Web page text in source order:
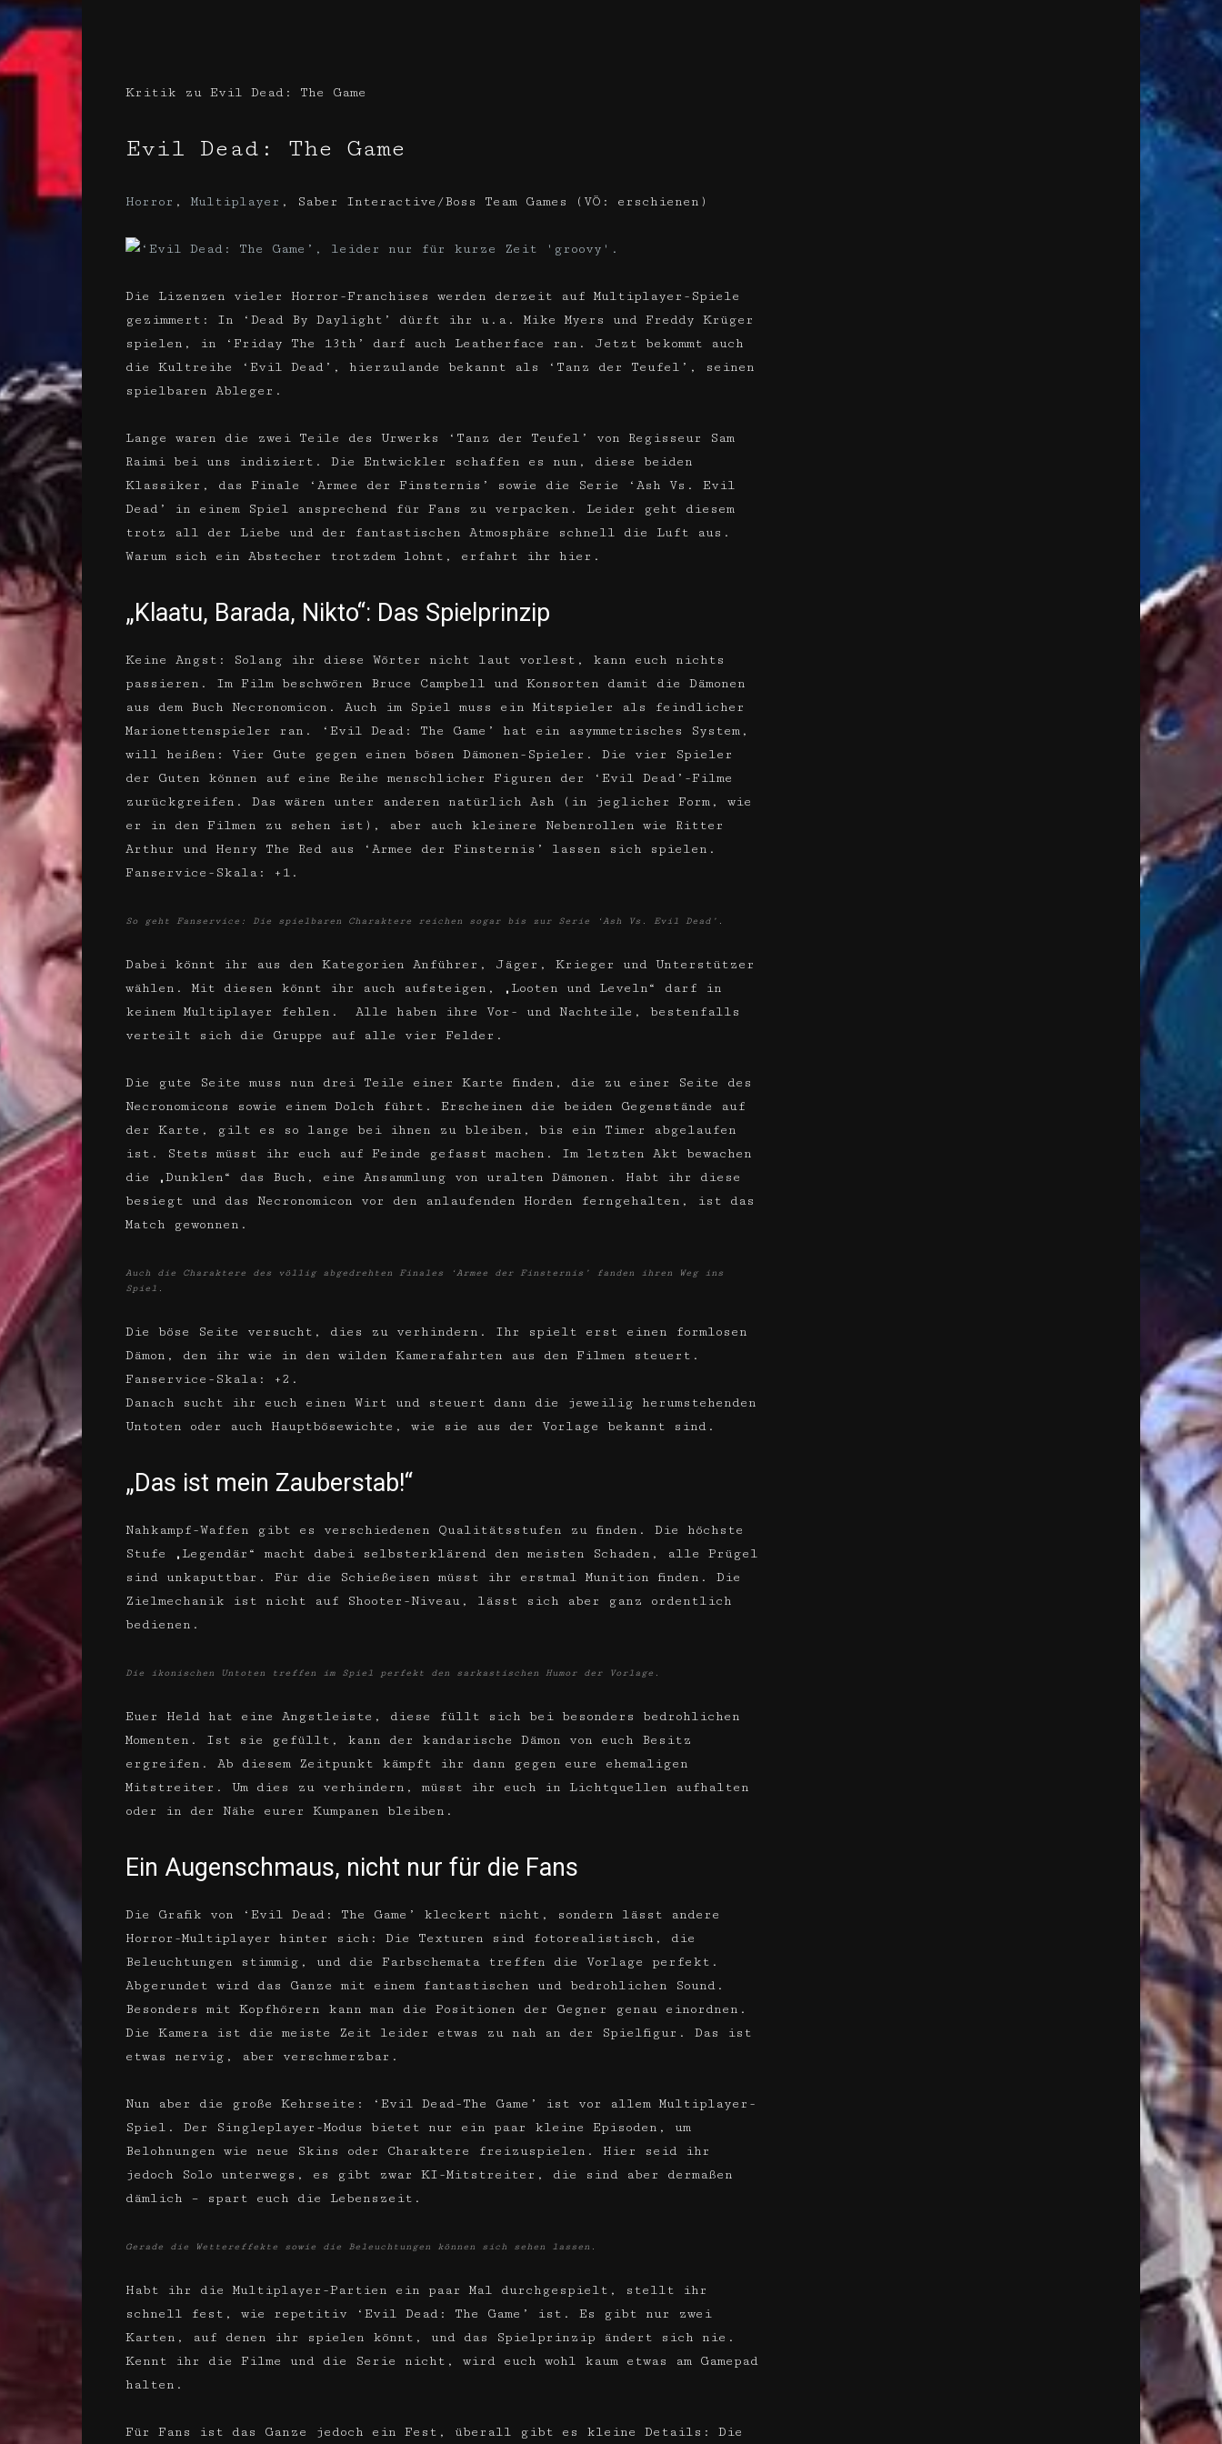
Kritik zu Evil Dead: The Game
Evil Dead: The Game
Horror , Multiplayer , Saber Interactive/Boss Team Games (VÖ: erschienen)
Die Lizenzen vieler Horror-Franchises werden derzeit auf Multiplayer-Spiele
gezimmert: In ‘Dead By Daylight’ dürft ihr u.a. Mike Myers und Freddy Krüger
spielen, in ‘Friday The 13th’ darf auch Leatherface ran. Jetzt bekommt auch
die Kultreihe ‘Evil Dead’, hierzulande bekannt als ‘Tanz der Teufel’, seinen
spielbaren Ableger.
Lange waren die zwei Teile des Urwerks ‘Tanz der Teufel’ von Regisseur Sam
Raimi bei uns indiziert. Die Entwickler schaffen es nun, diese beiden
Klassiker, das Finale ‘Armee der Finsternis’ sowie die Serie ‘Ash Vs. Evil
Dead’ in einem Spiel ansprechend für Fans zu verpacken. Leider geht diesem
trotz all der Liebe und der fantastischen Atmosphäre schnell die Luft aus.
Warum sich ein Abstecher trotzdem lohnt, erfahrt ihr hier.
„Klaatu, Barada, Nikto“: Das Spielprinzip
Keine Angst: Solang ihr diese Wörter nicht laut vorlest, kann euch nichts
passieren. Im Film beschwören Bruce Campbell und Konsorten damit die Dämonen
aus dem Buch Necronomicon. Auch im Spiel muss ein Mitspieler als feindlicher
Marionettenspieler ran. ‘Evil Dead: The Game’ hat ein asymmetrisches System,
will heißen: Vier Gute gegen einen bösen Dämonen-Spieler. Die vier Spieler
der Guten können auf eine Reihe menschlicher Figuren der ‘Evil Dead’-Filme
zurückgreifen. Das wären unter anderen natürlich Ash (in jeglicher Form, wie
er in den Filmen zu sehen ist), aber auch kleinere Nebenrollen wie Ritter
Arthur und Henry The Red aus ‘Armee der Finsternis’ lassen sich spielen.
Fanservice-Skala: +1.
So geht Fanservice: Die spielbaren Charaktere reichen sogar bis zur Serie ‘Ash Vs. Evil Dead’.
Dabei könnt ihr aus den Kategorien Anführer, Jäger, Krieger und Unterstützer
wählen. Mit diesen könnt ihr auch aufsteigen, „Looten und Leveln“ darf in
keinem Multiplayer fehlen. Alle haben ihre Vor- und Nachteile, bestenfalls
verteilt sich die Gruppe auf alle vier Felder.
Die gute Seite muss nun drei Teile einer Karte finden, die zu einer Seite des
Necronomicons sowie einem Dolch führt. Erscheinen die beiden Gegenstände auf
der Karte, gilt es so lange bei ihnen zu bleiben, bis ein Timer abgelaufen
ist. Stets müsst ihr euch auf Feinde gefasst machen. Im letzten Akt bewachen
die „Dunklen“ das Buch, eine Ansammlung von uralten Dämonen. Habt ihr diese
besiegt und das Necronomicon vor den anlaufenden Horden ferngehalten, ist das
Match gewonnen.
Auch die Charaktere des völlig abgedrehten Finales ‘Armee der Finsternis’ fanden ihren Weg ins
Spiel.
Die böse Seite versucht, dies zu verhindern. Ihr spielt erst einen formlosen
Dämon, den ihr wie in den wilden Kamerafahrten aus den Filmen steuert.
Fanservice-Skala: +2.
Danach sucht ihr euch einen Wirt und steuert dann die jeweilig herumstehenden
Untoten oder auch Hauptbösewichte, wie sie aus der Vorlage bekannt sind.
„Das ist mein Zauberstab!“
Nahkampf-Waffen gibt es verschiedenen Qualitätsstufen zu finden. Die höchste
Stufe „Legendär“ macht dabei selbsterklärend den meisten Schaden, alle Prügel
sind unkaputtbar. Für die Schießeisen müsst ihr erstmal Munition finden. Die
Zielmechanik ist nicht auf Shooter-Niveau, lässt sich aber ganz ordentlich
bedienen.
Die ikonischen Untoten treffen im Spiel perfekt den sarkastischen Humor der Vorlage.
Euer Held hat eine Angstleiste, diese füllt sich bei besonders bedrohlichen
Momenten. Ist sie gefüllt, kann der kandarische Dämon von euch Besitz
ergreifen. Ab diesem Zeitpunkt kämpft ihr dann gegen eure ehemaligen
Mitstreiter. Um dies zu verhindern, müsst ihr euch in Lichtquellen aufhalten
oder in der Nähe eurer Kumpanen bleiben.
Ein Augenschmaus, nicht nur für die Fans
Die Grafik von ‘Evil Dead: The Game’ kleckert nicht, sondern lässt andere
Horror-Multiplayer hinter sich: Die Texturen sind fotorealistisch, die
Beleuchtungen stimmig, und die Farbschemata treffen die Vorlage perfekt.
Abgerundet wird das Ganze mit einem fantastischen und bedrohlichen Sound.
Besonders mit Kopfhörern kann man die Positionen der Gegner genau einordnen.
Die Kamera ist die meiste Zeit leider etwas zu nah an der Spielfigur. Das ist
etwas nervig, aber verschmerzbar.
Nun aber die große Kehrseite: ‘Evil Dead-The Game’ ist vor allem Multiplayer-
Spiel. Der Singleplayer-Modus bietet nur ein paar kleine Episoden, um
Belohnungen wie neue Skins oder Charaktere freizuspielen. Hier seid ihr
jedoch Solo unterwegs, es gibt zwar KI-Mitstreiter, die sind aber dermaßen
dämlich – spart euch die Lebenszeit.
Gerade die Wettereffekte sowie die Beleuchtungen können sich sehen lassen.
Habt ihr die Multiplayer-Partien ein paar Mal durchgespielt, stellt ihr
schnell fest, wie repetitiv ‘Evil Dead: The Game’ ist. Es gibt nur zwei
Karten, auf denen ihr spielen könnt, und das Spielprinzip ändert sich nie.
Kennt ihr die Filme und die Serie nicht, wird euch wohl kaum etwas am Gamepad
halten.
Für Fans ist das Ganze jedoch ein Fest, überall gibt es kleine Details: Die